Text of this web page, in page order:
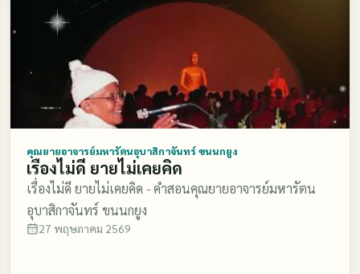
คุณยายอาจารย์มหารัตนอุบาสิกาจันทร์ ขนนกยูง
เรื่องไม่ดี ยายไม่เคยคิด
เรื่องไม่ดี ยายไม่เคยคิด - คำสอนคุณยายอาจารย์มหารัตน
อุบาสิกาจันทร์ ขนนกยูง
27 พฤษภาคม 2569